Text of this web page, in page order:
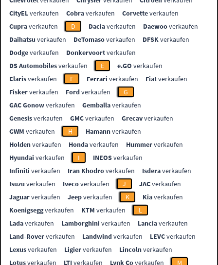
CityELverkaufen Cobraverkaufen Corvetteverkaufen
Cupraverkaufen D Daciaverkaufen Daewooverkaufen
Daihatsu verkaufen DeTomasoverkaufen DFSKverkaufen
Dodgeverkaufen Donkervoortverkaufen
DS Automobilesverkaufen E e.GO verkaufen
Elarisverkaufen F Ferrari verkaufen Fiatverkaufen
Fiskerverkaufen Fordverkaufen
G
GAC Gonowverkaufen Gemballaverkaufen
Genesisverkaufen GMCverkaufen Grecavverkaufen
GWM verkaufen H Hamannverkaufen
Holdenverkaufen Hondaverkaufen Hummerverkaufen
Hyundai verkaufen I INEOSverkaufen
Infiniti verkaufen Iran Khodroverkaufen Isderaverkaufen
Isuzu verkaufen Ivecoverkaufen J JACverkaufen
Jaguarverkaufen Jeepverkaufen K Kiaverkaufen
Koenigseggverkaufen KTM verkaufen
L
Ladaverkaufen Lamborghini verkaufen Lanciaverkaufen
Land-Roververkaufen Landwindverkaufen LEVCverkaufen
Lexusverkaufen Ligierverkaufen Lincolnverkaufen
Lotusverkaufen LTIverkaufen Lynk Coverkaufen
M